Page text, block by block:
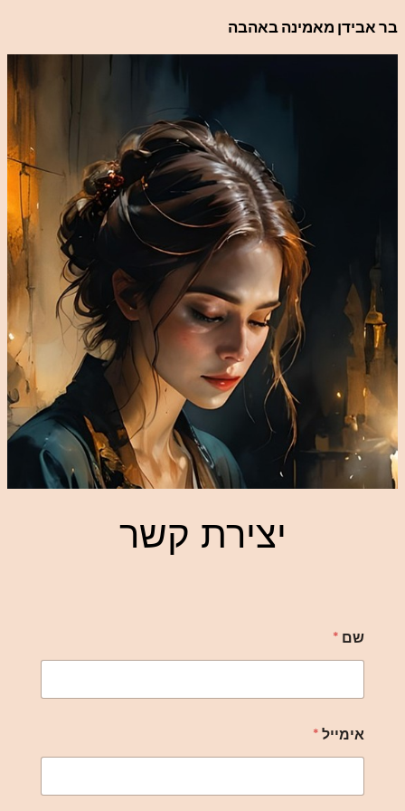
לדלג
בר אבידן מאמינה באהבה
יצירת קשר
שם *
אימייל *